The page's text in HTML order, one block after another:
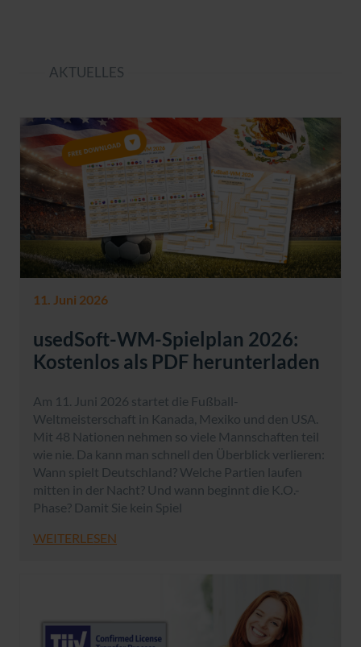
AKTUELLES
11. Juni 2026
usedSoft-WM-Spielplan 2026:
Kostenlos als PDF herunterladen
Am 11. Juni 2026 startet die Fußball-
Weltmeisterschaft in Kanada, Mexiko und den USA.
Mit 48 Nationen nehmen so viele Mannschaften teil
wie nie. Da kann man schnell den Überblick verlieren:
Wann spielt Deutschland? Welche Partien laufen
mitten in der Nacht? Und wann beginnt die K.O.-
Phase? Damit Sie kein Spiel
WEITERLESEN